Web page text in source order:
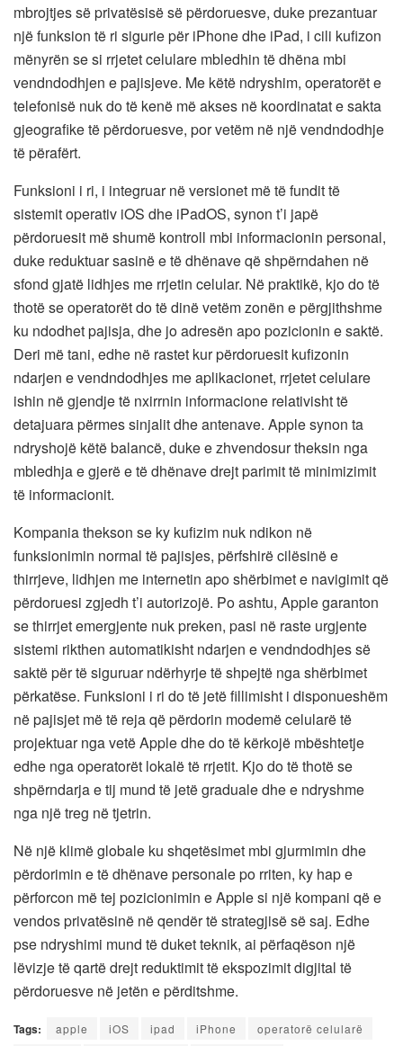
mbrojtjes së privatësisë së përdoruesve, duke prezantuar
një funksion të ri sigurie për iPhone dhe iPad, i cili kufizon
mënyrën se si rrjetet celulare mbledhin të dhëna mbi
vendndodhjen e pajisjeve. Me këtë ndryshim, operatorët e
telefonisë nuk do të kenë më akses në koordinatat e sakta
gjeografike të përdoruesve, por vetëm në një vendndodhje
të përafërt.
Funksioni i ri, i integruar në versionet më të fundit të
sistemit operativ iOS dhe iPadOS, synon t’i japë
përdoruesit më shumë kontroll mbi informacionin personal,
duke reduktuar sasinë e të dhënave që shpërndahen në
sfond gjatë lidhjes me rrjetin celular. Në praktikë, kjo do të
thotë se operatorët do të dinë vetëm zonën e përgjithshme
ku ndodhet pajisja, dhe jo adresën apo pozicionin e saktë.
Deri më tani, edhe në rastet kur përdoruesit kufizonin
ndarjen e vendndodhjes me aplikacionet, rrjetet celulare
ishin në gjendje të nxirrnin informacione relativisht të
detajuara përmes sinjalit dhe antenave. Apple synon ta
ndryshojë këtë balancë, duke e zhvendosur theksin nga
mbledhja e gjerë e të dhënave drejt parimit të minimizimit
të informacionit.
Kompania thekson se ky kufizim nuk ndikon në
funksionimin normal të pajisjes, përfshirë cilësinë e
thirrjeve, lidhjen me internetin apo shërbimet e navigimit që
përdoruesi zgjedh t’i autorizojë. Po ashtu, Apple garanton
se thirrjet emergjente nuk preken, pasi në raste urgjente
sistemi rikthen automatikisht ndarjen e vendndodhjes së
saktë për të siguruar ndërhyrje të shpejtë nga shërbimet
përkatëse. Funksioni i ri do të jetë fillimisht i disponueshëm
në pajisjet më të reja që përdorin modemë celularë të
projektuar nga vetë Apple dhe do të kërkojë mbështetje
edhe nga operatorët lokalë të rrjetit. Kjo do të thotë se
shpërndarja e tij mund të jetë graduale dhe e ndryshme
nga një treg në tjetrin.
Në një klimë globale ku shqetësimet mbi gjurmimin dhe
përdorimin e të dhënave personale po rriten, ky hap e
përforcon më tej pozicionimin e Apple si një kompani që e
vendos privatësinë në qendër të strategjisë së saj. Edhe
pse ndryshimi mund të duket teknik, ai përfaqëson një
lëvizje të qartë drejt reduktimit të ekspozimit digjital të
përdoruesve në jetën e përditshme.
Tags: apple iOS ipad iPhone
operatorë celularë